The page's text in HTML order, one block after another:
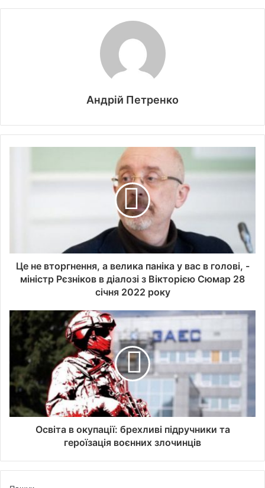
Андрій Петренко
Це не вторгнення, а велика паніка у вас в голові, -
міністр Рєзніков в діалозі з Вікторією Сюмар 28
січня 2022 року
Освіта в окупації: брехливі підручники та
героїзація воєнних злочинців